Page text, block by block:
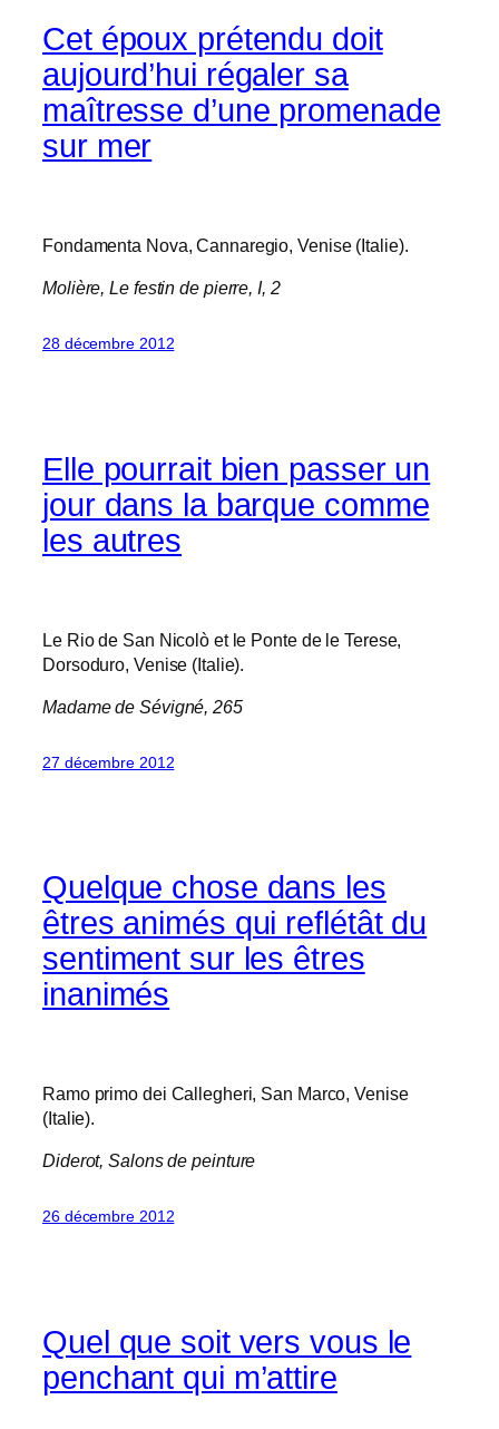
Cet époux prétendu doit
aujourd’hui régaler sa
maîtresse d’une promenade
sur mer
Fondamenta Nova, Cannaregio, Venise (Italie).
Molière,Le festin de pierre, I, 2
28 décembre 2012
Elle pourrait bien passer un
jour dans la barque comme
les autres
Le Rio de San Nicolò et le Ponte de le Terese,
Dorsoduro, Venise (Italie).
Madame de Sévigné, 265
27 décembre 2012
Quelque chose dans les
êtres animés qui reflétât du
sentiment sur les êtres
inanimés
Ramo primo dei Callegheri, San Marco, Venise
(Italie).
Diderot,Salons de peinture
26 décembre 2012
Quel que soit vers vous le
penchant qui m’attire